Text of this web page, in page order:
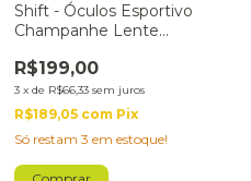
Shift - Óculos Esportivo
Champanhe Lente
R$199,00
3 x de R$66,33 sem juros
R$189,05 com Pix
Só restam 3 em estoque!